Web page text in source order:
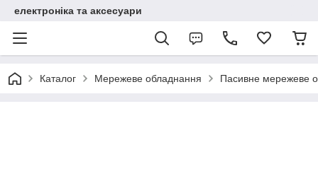
електроніка та аксесуари
Каталог Мережеве обладнання Пасивне мережеве